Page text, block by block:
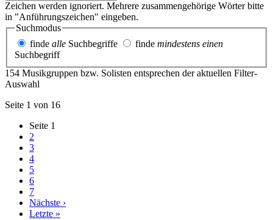
Zeichen werden ignoriert. Mehrere zusammengehörige Wörter bitte
in "Anführungszeichen" eingeben.
Suchmodus
finde alle Suchbegriffe finde mindestens einen
Suchbegriff
154 Musikgruppen bzw. Solisten entsprechen der aktuellen Filter-
Auswahl
Seite 1 von 16
Seite 1
2
3
4
5
6
7
Nächste ›
Letzte »